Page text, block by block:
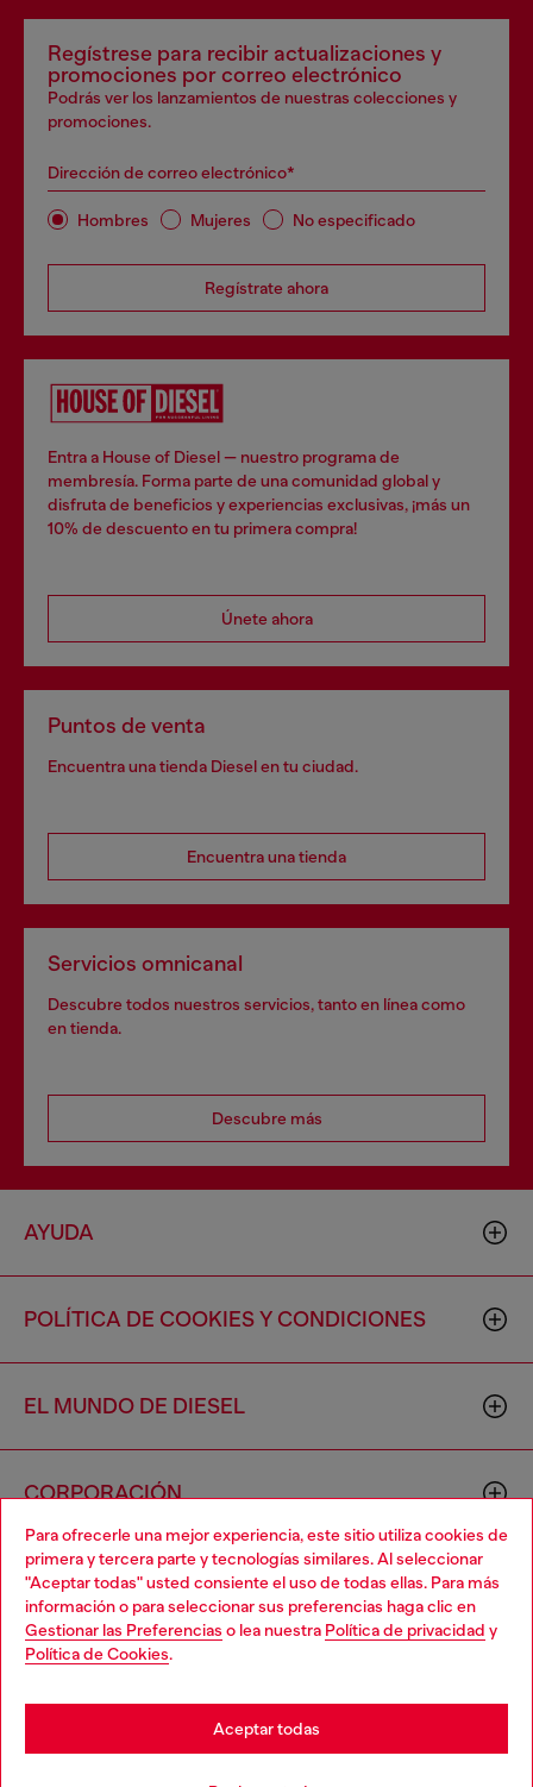
Para ofrecerle una mejor experiencia, este sitio utiliza cookies de
primera y tercera parte y tecnologías similares. Al seleccionar
"Aceptar todas" usted consiente el uso de todas ellas. Para más
información o para seleccionar sus preferencias haga clic en
Gestionar las Preferencias o lea nuestra Política de privacidad y
Política de Cookies.
Aceptar todas
Regístrese para recibir actualizaciones y
promociones por correo electrónico
Podrás ver los lanzamientos de nuestras colecciones y
promociones.
Dirección de correo electrónico*
Hombres Mujeres No especificado
Regístrate ahora
Entra a House of Diesel — nuestro programa de
membresía. Forma parte de una comunidad global y
disfruta de beneficios y experiencias exclusivas, ¡más un
10% de descuento en tu primera compra!
Únete ahora
Puntos de venta
Encuentra una tienda Diesel en tu ciudad.
Encuentra una tienda
Servicios omnicanal
Descubre todos nuestros servicios, tanto en línea como
en tienda.
Descubre más
AYUDA
POLÍTICA DE COOKIES Y CONDICIONES
EL MUNDO DE DIESEL
CORPORACIÓN
Copyright © 2026 Diesel SpA - Todos los derechos reservados -